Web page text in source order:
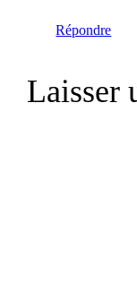
Répondre
Laisser